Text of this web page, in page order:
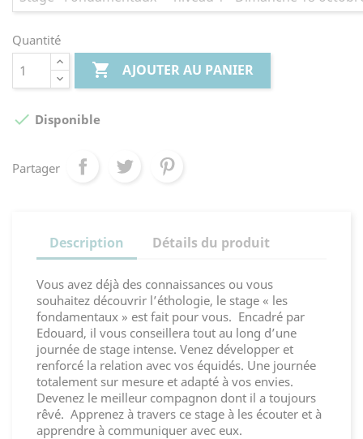
Quantité
 AJOUTER AU PANIER
 Disponible
Partager
Description Détails du produit
Vous avez déjà des connaissances ou vous
souhaitez découvrir l’éthologie, le stage « les
fondamentaux » est fait pour vous. Encadré par
Edouard, il vous conseillera tout au long d’une
journée de stage intense. Venez développer et
renforcé la relation avec vos équidés. Une journée
totalement sur mesure et adapté à vos envies.
Devenez le meilleur compagnon dont il a toujours
rêvé. Apprenez à travers ce stage à les écouter et à
apprendre à communiquer avec eux.